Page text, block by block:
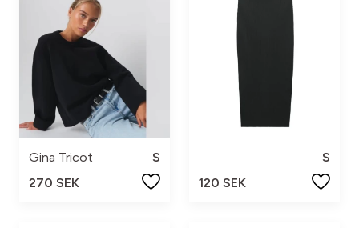
Gina Tricot
S
270 SEK
S
120 SEK